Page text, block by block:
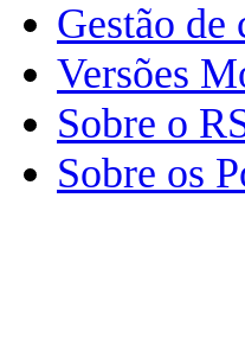
Gestão de
Versões
Sobre o
Sobre os